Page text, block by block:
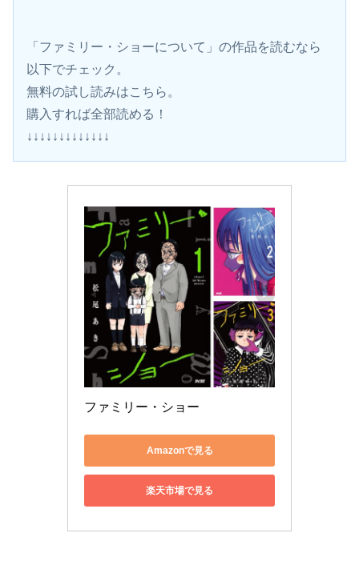
「ファミリー・ショーについて」の作品を読むなら
以下でチェック。
無料の試し読みはこちら。
購入すれば全部読める！
↓↓↓↓↓↓↓↓↓↓↓↓↓
ファミリー・ショー
Amazonで見る
楽天市場で見る